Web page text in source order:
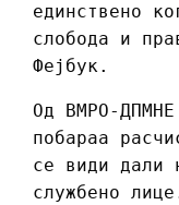
единствено
слобода и
Фејбук.
Од ВМРО-
побараа
се види дали
службено